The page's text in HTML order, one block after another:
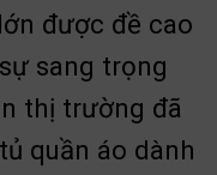
được đề cao
sang trọng
thị trường đã
quần áo dành